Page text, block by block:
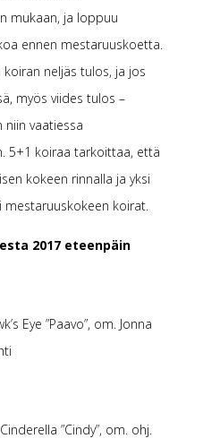
mukaan, ja loppuu
ennen mestaruuskoetta.
neljäs tulos, ja jos
myös viides tulos –
vaatiessa
5+1 koiraa tarkoittaa, että
kokeen rinnalla ja yksi
koirat.
2017 eteenpäin
Eye ”Paavo”, om. Jonna
”Cindy”, om. ohj.